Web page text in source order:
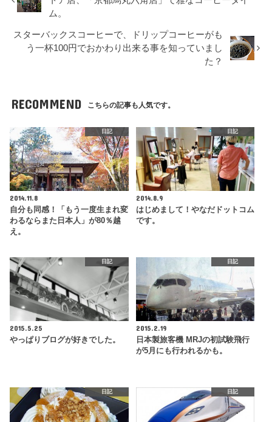
ム。
スターバックスコーヒーで、ドリップコーヒーがも
う一杯100円でおかわり出来る事を知っていまし
た？
RECOMMEND こちらの記事も人気です。
日記
2014.11.8
自分も同感！「もう一度生まれ変
わるならまた日本人」が80％越
え。
日記
2014.8.9
はじめまして！やなだドットコム
です。
日記
2015.5.25
やっぱりブログが好きでした。
日記
2015.2.19
日本製旅客機 MRJの初試験飛行
が5月にも行われるかも。
日記 日記